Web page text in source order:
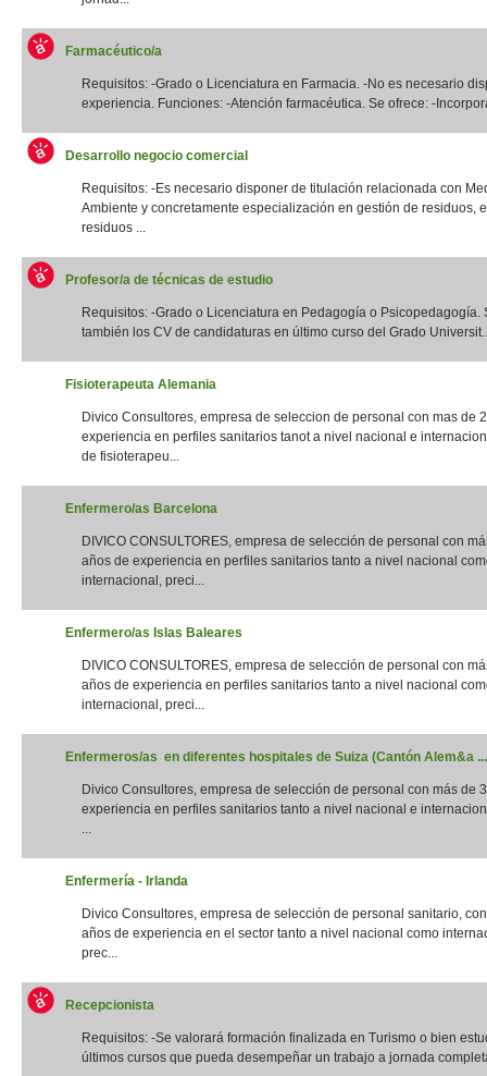
Farmacéutico/a
Requisitos: -Grado o Licenciatura en Farmacia. -No es necesario
experiencia. Funciones: -Atención farmacéutica. Se ofrece: -
Desarrollo negocio comercial
Requisitos: -Es necesario disponer de titulación relacionada con
Ambiente y concretamente especialización en gestión de residuos,
residuos ...
Profesor/a de técnicas de estudio
Requisitos: -Grado o Licenciatura en Pedagogía o Psicopedagogía.
también los CV de candidaturas en último curso del Grado
Fisioterapeuta Alemania
Divico Consultores, empresa de seleccion de personal con mas de
experiencia en perfiles sanitarios tanot a nivel nacional e
de fisioterapeu...
Enfermero/as Barcelona
DIVICO CONSULTORES, empresa de selección de personal con
años de experiencia en perfiles sanitarios tanto a nivel nacional
internacional, preci...
Enfermero/as Islas Baleares
DIVICO CONSULTORES, empresa de selección de personal con
años de experiencia en perfiles sanitarios tanto a nivel nacional
internacional, preci...
Enfermeros/as en diferentes hospitales de Suiza (Cantón Alem&a ...
Divico Consultores, empresa de selección de personal con más de
experiencia en perfiles sanitarios tanto a nivel nacional e
...
Enfermería - Irlanda
Divico Consultores, empresa de selección de personal sanitario,
años de experiencia en el sector tanto a nivel nacional como
prec...
Recepcionista
Requisitos: -Se valorará formación finalizada en Turismo o bien
últimos cursos que pueda desempeñar un trabajo a jornada